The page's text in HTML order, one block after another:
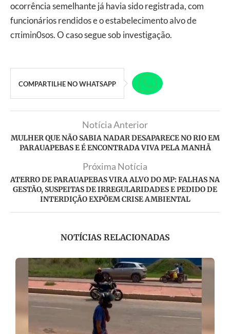
ocorrência semelhante já havia sido registrada, com
funcionários rendidos e o estabelecimento alvo de
cπimin0sos. O caso segue sob investigação.
COMPARTILHE NO WHATSAPP
Notícia Anterior
MULHER QUE NÃO SABIA NADAR DESAPARECE NO RIO EM
PARAUAPEBAS E É ENCONTRADA VIVA PELA MANHÃ
Próxima Notícia
ATERRO DE PARAUAPEBAS VIRA ALVO DO MP: FALHAS NA
GESTÃO, SUSPEITAS DE IRREGULARIDADES E PEDIDO DE
INTERDIÇÃO EXPÕEM CRISE AMBIENTAL
NOTÍCIAS RELACIONADAS